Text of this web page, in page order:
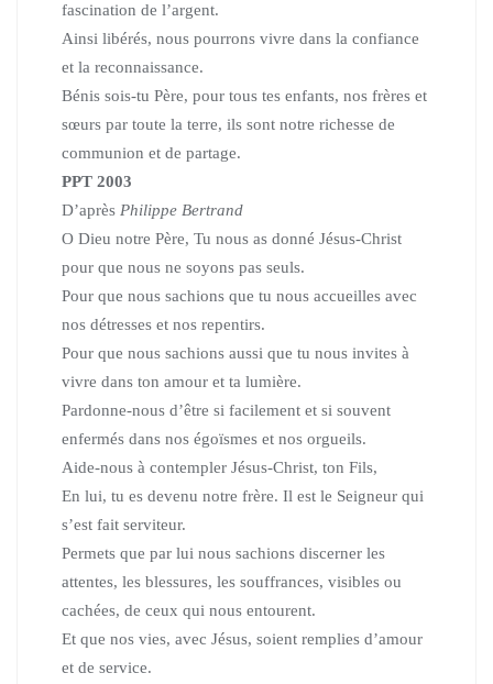
fascination de l’argent.
Ainsi libérés, nous pourrons vivre dans la confiance
et la reconnaissance.
Bénis sois-tu Père, pour tous tes enfants, nos frères et
sœurs par toute la terre, ils sont notre richesse de
communion et de partage.
PPT 2003
D’après Philippe Bertrand
O Dieu notre Père, Tu nous as donné Jésus-Christ
pour que nous ne soyons pas seuls.
Pour que nous sachions que tu nous accueilles avec
nos détresses et nos repentirs.
Pour que nous sachions aussi que tu nous invites à
vivre dans ton amour et ta lumière.
Pardonne-nous d’être si facilement et si souvent
enfermés dans nos égoïsmes et nos orgueils.
Aide-nous à contempler Jésus-Christ, ton Fils,
En lui, tu es devenu notre frère. Il est le Seigneur qui
s’est fait serviteur.
Permets que par lui nous sachions discerner les
attentes, les blessures, les souffrances, visibles ou
cachées, de ceux qui nous entourent.
Et que nos vies, avec Jésus, soient remplies d’amour
et de service.